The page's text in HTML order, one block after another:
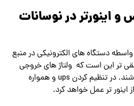
اینورتر در نوسانات
دستگاه های الکترونیکی در منبع
تر این است که ولتاژ های خروجی
تاحد ممکن بدون نوسان باشند. در تنظیم کردن ups و همواره
اینور تر عمل خواهد کرد.